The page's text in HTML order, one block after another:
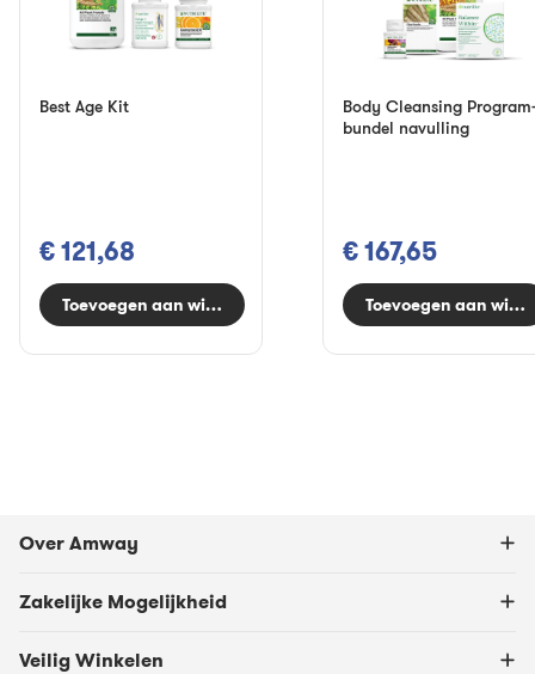
Best Age Kit
€ 121,68
Toevoegen aan winkelwagen
Body Cleansing Program-
bundel navulling
€ 167,65
Toevoegen aan
Over Amway
Zakelijke Mogelijkheid
Veilig Winkelen